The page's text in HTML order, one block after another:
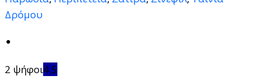
Δρόμου
2 ψήφοι4.5